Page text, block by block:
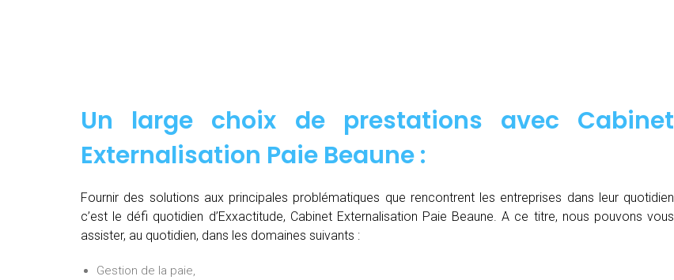
Un large choix de prestations avec Cabinet
Externalisation Paie Beaune :
Fournir des solutions aux principales problématiques que rencontrent les entreprises dans leur quotidien
c’est le défi quotidien d’Exxactitude, Cabinet Externalisation Paie Beaune. A ce titre, nous pouvons vous
assister, au quotidien, dans les domaines suivants :
Gestion de la paie,